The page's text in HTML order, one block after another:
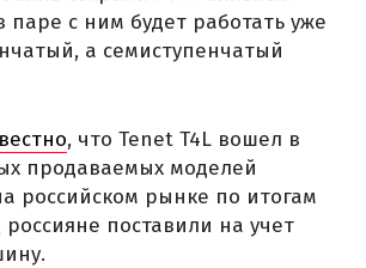
паре с ним будет работать уже
а семиступенчатый
, что Tenet T4L вошел в
продаваемых моделей
российском рынке по итогам
поставили на учет